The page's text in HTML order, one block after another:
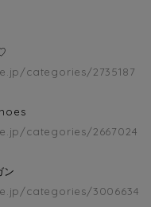
categories/2735187
categories/2667024
ン
categories/3006634